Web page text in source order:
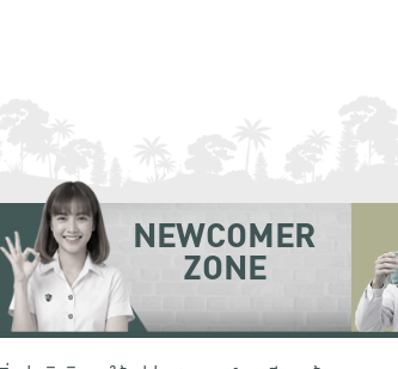
NEWCOMER
ZONE